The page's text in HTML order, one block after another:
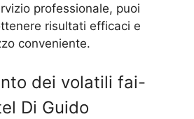
professionale, puoi
risultati efficaci e
conveniente.
dei volatili fai-
Di Guido